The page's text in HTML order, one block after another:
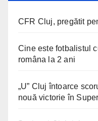
CFR Cluj, pregătit
Cine este fotbalistul
româna la 2 ani
„U” Cluj întoarce
nouă victorie în